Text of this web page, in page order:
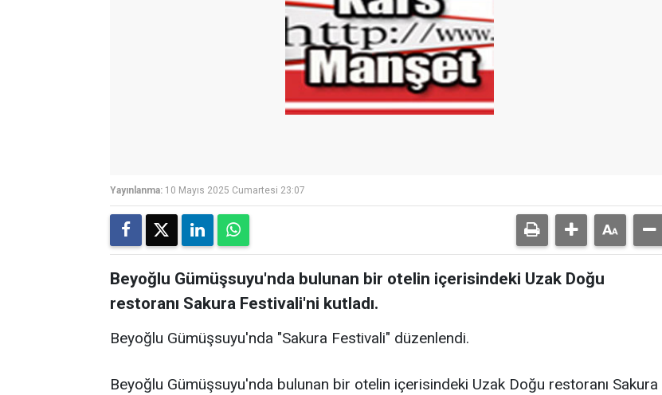
Yayınlanma: 10 Mayıs 2025 Cumartesi 23:07
Beyoğlu Gümüşsuyu'nda bulunan bir otelin içerisindeki Uzak Doğu
restoranı Sakura Festivali'ni kutladı.
Beyoğlu Gümüşsuyu'nda "Sakura Festivali" düzenlendi.
Beyoğlu Gümüşsuyu'nda bulunan bir otelin içerisindeki Uzak Doğu restoranı Sakura